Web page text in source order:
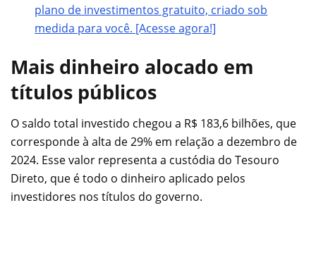
plano de investimentos gratuito, criado sob
medida para você. [Acesse agora!]
Mais dinheiro alocado em
títulos públicos
O saldo total investido chegou a R$ 183,6 bilhões, que
corresponde à alta de 29% em relação a dezembro de
2024. Esse valor representa a custódia do Tesouro
Direto, que é todo o dinheiro aplicado pelos
investidores nos títulos do governo.